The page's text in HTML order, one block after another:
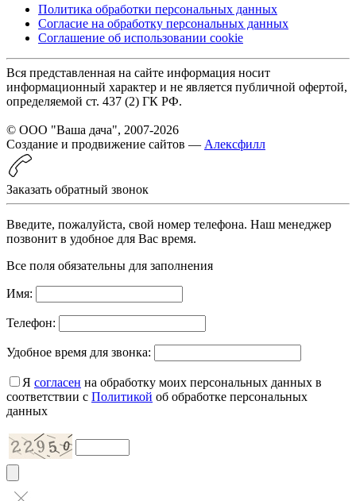
Политика обработки персональных данных
Согласие на обработку персональных данных
Соглашение об использовании cookie
Вся представленная на сайте информация носит
информационный характер и не является публичной офертой,
определяемой ст. 437 (2) ГК РФ.
© ООО "Ваша дача", 2007-2026
Создание и продвижение сайтов — Алексфилл
Заказать обратный звонок
Введите, пожалуйста, свой номер телефона. Наш менеджер
позвонит в удобное для Вас время.
Все поля обязательны для заполнения
Имя:
Телефон:
Удобное время для звонка:
Я согласен на обработку моих персональных данных в
соответствии с Политикой об обработке персональных
данных